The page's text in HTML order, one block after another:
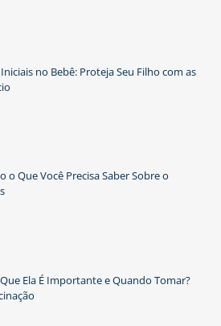
no Bebê: Proteja Seu Filho com as
o Que Você Precisa Saber Sobre o
Ela É Importante e Quando Tomar?